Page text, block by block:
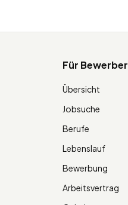
Für Bewerber
Übersicht
Jobsuche
Berufe
Lebenslauf
Bewerbung
Arbeitsvertrag